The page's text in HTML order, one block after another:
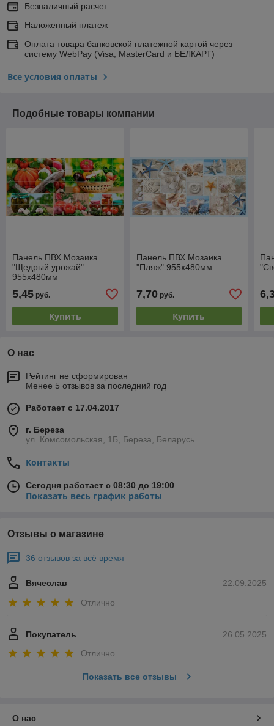
Безналичный расчет
Наложенный платеж
Оплата товара банковской платежной картой через
систему WebPay (Visa, MasterCard и БЕЛКАРТ)
Все условия оплаты
Подобные товары компании
Панель ПВХ Мозаика
"Щедрый урожай"
955х480мм
5,45 руб.
Купить
Панель ПВХ Мозаика
"Пляж" 955х480мм
7,70руб.
Купить
О нас
Рейтинг не сформирован
Менее 5 отзывов за последний год
Работает с 17.04.2017
г. Береза
ул. Комсомольская, 1Б, Береза, Беларусь
Контакты
Сегодня работает с 08:30 до 19:00
Показать весь график работы
Отзывы о магазине
36 отзывов за всё время
22.09.2025
Вячеслав
Отлично
26.05.2025
Покупатель
Отлично
Показать все отзывы
О нас